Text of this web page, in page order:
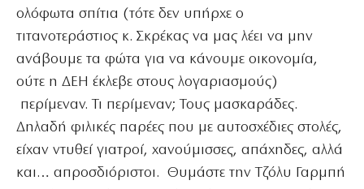
ολόφωτα σπίτια (τότε δεν υπήρχε ο
τιτανοτεράστιος κ. Σκρέκας να μας λέει να μην
ανάβουμε τα φώτα για να κάνουμε οικονομία,
ούτε η ΔΕΗ έκλεβε στους λογαριασμούς)
περίμεναν. Τι περίμεναν; Τους μασκαράδες.
Δηλαδή φιλικές παρέες που με αυτοσχέδιες στολές,
είχαν ντυθεί γιατροί, χανούμισσες, απάχηδες, αλλά
και… απροσδιόριστοι. Θυμάστε την Τζόλυ Γαρμπή